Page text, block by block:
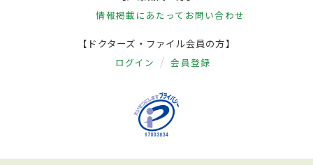
情報掲載にあたって お問い合わせ
【ドクターズ・ファイル会員の方】
ログイン 会員登録